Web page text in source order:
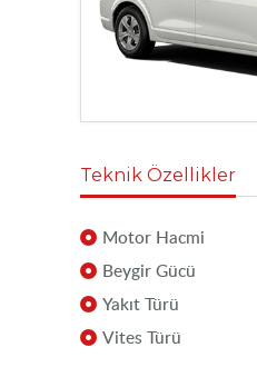
Teknik Özellikler
Motor Hacmi
Beygir Gücü
Yakıt Türü
Vites Türü